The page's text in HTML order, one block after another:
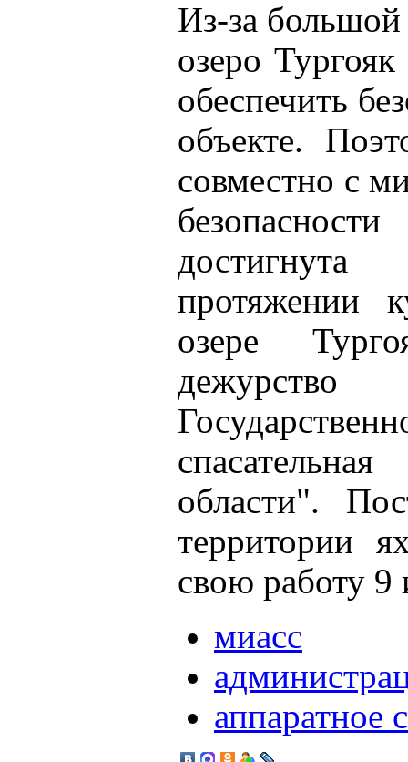
Из-за большой
озеро
обеспечить
объекте.
совместно с
протяжении
озере
области".
территории
свою работу
миасс
аппаратное